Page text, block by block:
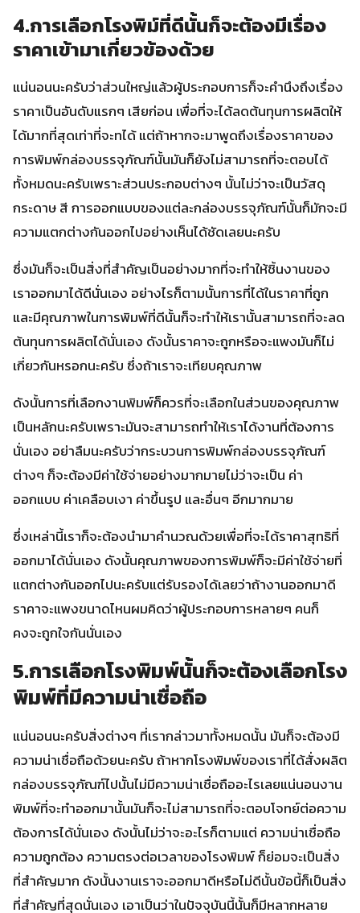
4.การเลือกโรงพิม์ที่ดีนั้นก็จะต้องมีเรื่อง
ราคาเข้ามาเกี่ยวข้องด้วย
แน่นอนนะครับว่าส่วนใหญ่แล้วผู้ประกอบการก็จะคำนึงถึงเรื่อง
ราคาเป็นอันดับแรกๆ เสียก่อน เพื่อที่จะได้ลดต้นทุนการผลิตให้
ได้มากที่สุดเท่าที่จะทได้ แต่ถ้าหากจะมาพูดถึงเรื่องราคาของ
การพิมพ์กล่องบรรจุภัณฑ์นั้นมันก็ยังไม่สามารถที่จะตอบได้
ทั้งหมดนะครับเพราะส่วนประกอบต่างๆ นั้นไม่ว่าจะเป็นวัสดุ
กระดาษ สี การออกแบบของแต่ละกล่องบรรจุภัณฑ์นั้นก็มักจะมี
ความแตกต่างกันออกไปอย่างเห็นได้ชัดเลยนะครับ
ซึ่งมันก็จะเป็นสิ่งที่สำคัญเป็นอย่างมากที่จะทำให้ชิ้นงานของ
เราออกมาได้ดีนั่นเอง อย่างไรก็ตามนั้นการที่ได้ในราคาที่ถูก
และมีคุณภาพในการพิมพ์ที่ดีนั้นก็จะทำให้เรานั้นสามารถที่จะลด
ต้นทุนการผลิตได้นั่นเอง ดังนั้นราคาจะถูกหรือจะแพงมันก็ไม่
เกี่ยวกันหรอกนะครับ ซึ่งถ้าเราจะเทียบคุณภาพ
ดังนั้นการที่เลือกงานพิมพ์ก็ควรที่จะเลือกในส่วนของคุณภาพ
เป็นหลักนะครับเพราะมันจะสามารถทำให้เราได้งานที่ต้องการ
นั่นเอง อย่าลืมนะครับว่ากระบวนการพิมพ์กล่องบรรจุภัณฑ์
ต่างๆ ก็จะต้องมีค่าใช้จ่ายอย่างมากมายไม่ว่าจะเป็น ค่า
ออกแบบ ค่าเคลือบเงา ค่าขึ้นรูป และอื่นๆ อีกมากมาย
ซึ่งเหล่านี้เราก็จะต้องนำมาคำนวณด้วยเพื่อที่จะได้ราคาสุทธิที่
ออกมาได้นั่นเอง ดังนั้นคุณภาพของการพิมพ์ก็จะมีค่าใช้จ่ายที่
แตกต่างกันออกไปนะครับแต่รับรองได้เลยว่าถ้างานออกมาดี
ราคาจะแพงขนาดไหนผมคิดว่าผู้ประกอบการหลายๆ คนก็
คงจะถูกใจกันนั่นเอง
5.การเลือกโรงพิมพ์นั้นก็จะต้องเลือกโรง
พิมพ์ที่มีความน่าเชื่อถือ
แน่นอนนะครับสิ่งต่างๆ ที่เรากล่าวมาทั้งหมดนั้น มันก็จะต้องมี
ความน่าเชื่อถือด้วยนะครับ ถ้าหากโรงพิมพ์ของเราที่ได้สั่งผลิต
กล่องบรรจุภัณฑ์ไปนั้นไม่มีความน่าเชื่อถืออะไรเลยแน่นอนงาน
พิมพ์ที่จะทำออกมานั้นมันก็จะไม่สามารถที่จะตอบโจทย์ต่อความ
ต้องการได้นั่นเอง ดังนั้นไม่ว่าจะอะไรก็ตามแต่ ความน่าเชื่อถือ
ความถูกต้อง ความตรงต่อเวลาของโรงพิมพ์ ก็ย่อมจะเป็นสิ่ง
ที่สำคัญมาก ดังนั้นงานเราจะออกมาดีหรือไม่ดีนั้นข้อนี้ก็เป็นสิ่ง
ที่สำคัญที่สุดนั่นเอง เอาเป็นว่าในปัจจุบันนี้นั้นก็มีหลากหลาย